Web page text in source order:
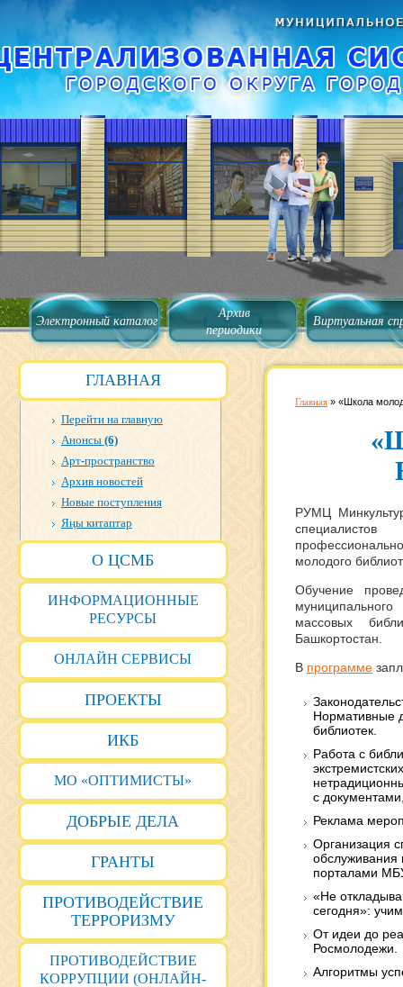
Электронный каталог
Архив
периодики
Виртуальная
ГЛАВНАЯ
Перейти на главную
Анонсы (6)
Арт-пространство
Архив новостей
Новые поступления
Яңы китаптар
О ЦСМБ
ИНФОРМАЦИОННЫЕ
РЕСУРСЫ
ОНЛАЙН СЕРВИСЫ
ПРОЕКТЫ
ИКБ
МО «ОПТИМИСТЫ»
ДОБРЫЕ ДЕЛА
ГРАНТЫ
ПРОТИВОДЕЙСТВИЕ
ТЕРРОРИЗМУ
ПРОТИВОДЕЙСТВИЕ
КОРРУПЦИИ (ОНЛАЙН-
Главная » «Школа
РУМЦ
молодого
Обучение
массовых
Башкортостан.
В программе
Нормативные
библиотек.
Работа с
с
Реклама
Организация
обслуживания
порталами
«Не
сегодня»:
От идеи до
Росмолодежи.
Алгоритмы